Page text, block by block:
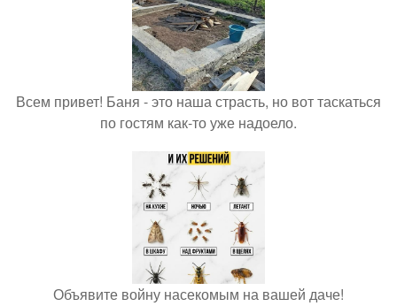
Всем привет! Баня - это наша страсть, но вот таскаться
по гостям как-то уже надоело.
Объявите войну насекомым на вашей даче!